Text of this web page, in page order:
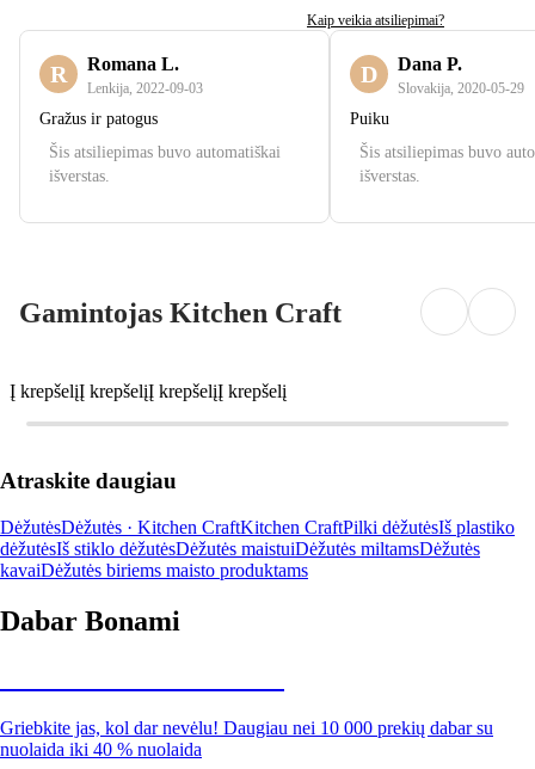
Kaip veikia atsiliepimai?
R Romana L.
Lenkija 2022‑09‑03
Gražus ir patogus
Šis atsiliepimas buvo automatiškai
išverstas.
D Dana P.
Slovakija 2020‑05‑29
Puiku
Šis atsiliepimas buvo
išverstas.
Gamintojas Kitchen Craft
Į krepšelįĮ krepšelįĮ krepšelįĮ krepšelį
Atraskite daugiau
DėžutėsDėžutės · Kitchen CraftKitchen CraftPilki dėžutėsIš plastiko
dėžutėsIš stiklo dėžutėsDėžutės maistuiDėžutės miltamsDėžutės
kavaiDėžutės biriems maisto produktams
Dabar Bonami
Griebkite jas, kol dar nevėlu! Daugiau nei 10 000 prekių dabar su
nuolaida iki 40 % nuolaida